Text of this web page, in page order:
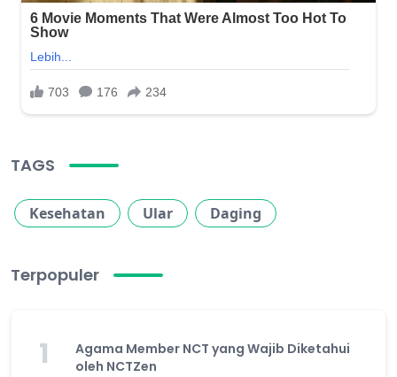
TAGS
Kesehatan Ular Daging
Terpopuler
1
Agama Member NCT yang Wajib Diketahui
oleh NCTZen